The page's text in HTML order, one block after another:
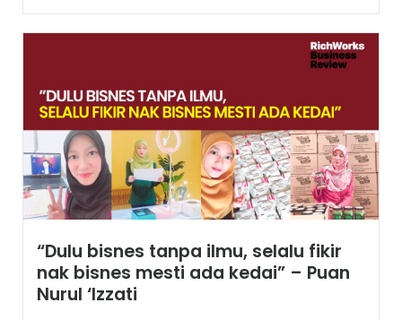
“Dulu bisnes tanpa ilmu, selalu fikir
nak bisnes mesti ada kedai” – Puan
Nurul ‘Izzati